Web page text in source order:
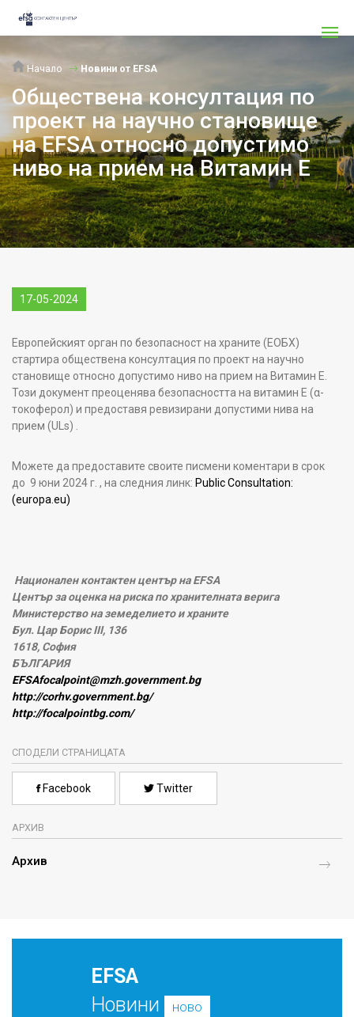
Начало Новини от EFSA
Обществена консултация по
проект на научно становище
на EFSA относно допустимо
ниво на прием на Витамин Е
17-05-2024
Европейският орган по безопасност на храните (ЕОБХ)
стартира обществена консултация по проект на научно
становище относно допустимо ниво на прием на Витамин Е.
Този документ преоценява безопасността на витамин Е (α-
токоферол) и предоставя ревизирани допустими нива на
прием (ULs) .
Можете да предоставите своите писмени коментари в срок
до 9 юни 2024 г. , на следния линк: Public Consultation:
(europa.eu)
Национален контактен център на EFSA
Център за оценка на риска по хранителната верига
Министерство на земеделието и храните
Бул. Цар Борис III, 136
1618, София
БЪЛГАРИЯ
EFSAfocalpoint@mzh.government.bg
http://corhv.government.bg/
http://focalpointbg.com/
СПОДЕЛИ СТРАНИЦАТА
Facebook Twitter
АРХИВ
Архив
EFSA
Новини
ново